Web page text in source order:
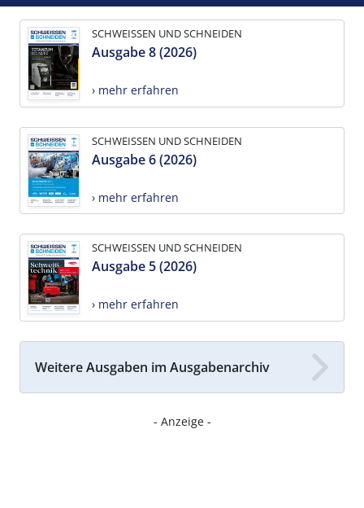
SCHWEISSEN UND SCHNEIDEN
Ausgabe 8 (2026)
› mehr erfahren
SCHWEISSEN UND SCHNEIDEN
Ausgabe 6 (2026)
› mehr erfahren
SCHWEISSEN UND SCHNEIDEN
Ausgabe 5 (2026)
› mehr erfahren
Weitere Ausgaben im Ausgabenarchiv
- Anzeige -